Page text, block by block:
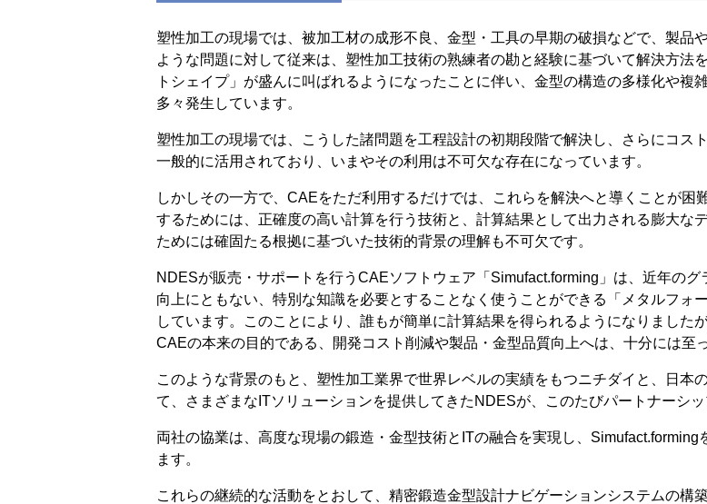
塑性加工の現場では、被加工材の成形不良、金型・工具の早期の破損などで、製品
ような問題に対して従来は、塑性加工技術の熟練者の勘と経験に基づいて解決方法
トシェイプ」が盛んに叫ばれるようになったことに伴い、金型の構造の多様化や複
多々発生しています。
塑性加工の現場では、こうした諸問題を工程設計の初期段階で解決し、さらにコス
一般的に活用されており、いまやその利用は不可欠な存在になっています。
しかしその一方で、CAEをただ利用するだけでは、これらを解決へと導くことが
するためには、正確度の高い計算を行う技術と、計算結果として出力される膨大な
ためには確固たる根拠に基づいた技術的背景の理解も不可欠です。
NDESが販売・サポートを行うCAEソフトウェア「Simufact.forming」は、近年の
向上にともない、特別な知識を必要とすることなく使うことができる「メタルフォ
しています。このことにより、誰もが簡単に計算結果を得られるようになりました
CAEの本来の目的である、開発コスト削減や製品・金型品質向上へは、十分には至
このような背景のもと、塑性加工業界で世界レベルの実績をもつニチダイと、日本
て、さまざまなITソリューションを提供してきたNDESが、このたびパートナーシッ
両社の協業は、高度な現場の鍛造・金型技術とITの融合を実現し、
ます。
これらの継続的な活動をとおして、精密鍛造金型設計ナビゲーションシステムの構